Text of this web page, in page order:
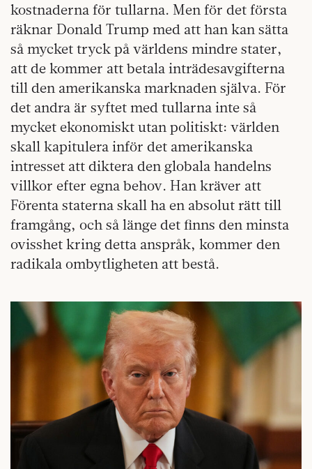
kostnaderna för tullarna. Men för det första
räknar Donald Trump med att han kan sätta
så mycket tryck på världens mindre stater,
att de kommer att betala inträdesavgifterna
till den amerikanska marknaden själva. För
det andra är syftet med tullarna inte så
mycket ekonomiskt utan politiskt: världen
skall kapitulera inför det amerikanska
intresset att diktera den globala handelns
villkor efter egna behov. Han kräver att
Förenta staterna skall ha en absolut rätt till
framgång, och så länge det finns den minsta
ovisshet kring detta anspråk, kommer den
radikala ombytligheten att bestå.